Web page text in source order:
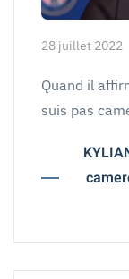
28 juillet 2022
Quand il
suis pas